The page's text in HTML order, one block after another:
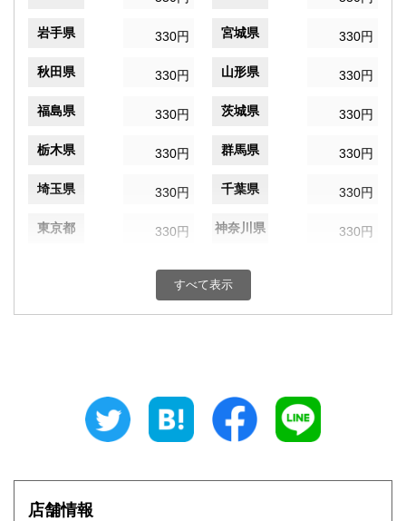
岩手県 330円 宮城県 330円
秋田県 330円 山形県 330円
福島県 330円 茨城県 330円
栃木県 330円 群馬県 330円
埼玉県 330円 千葉県 330円
東京都 330円 神奈川県 330円
330円 富山県
330円 三重県
大阪府
すべて表示
店舗情報